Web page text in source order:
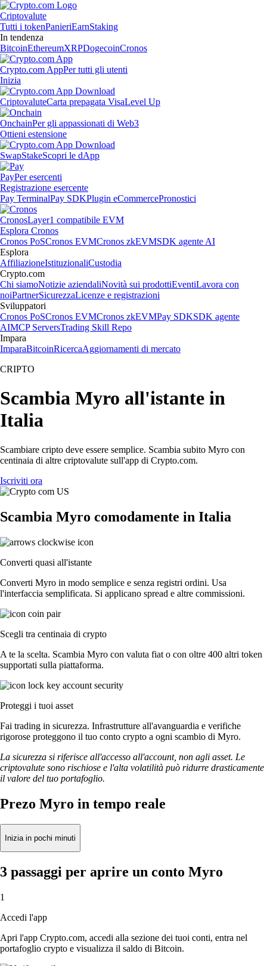
Criptovalute
Tutti i tokenPanieriEarnStaking
In tendenza
BitcoinEthereumXRPDogecoinCronos
Crypto.com AppPer tutti gli utenti
Inizia
CriptovaluteCarta prepagata VisaLevel Up
OnchainPer gli appassionati di Web3
Ottieni estensione
SwapStakeScopri le dApp
PayPer esercenti
Registrazione esercente
Pay TerminalPay SDKPlugin eCommercePronostici
CronosLayer1 compatibile EVM
Esplora Cronos
Cronos PoSCronos EVMCronos zkEVMSDK agente AI
Esplora
AffiliazioneIstituzionaliCustodia
Crypto.com
Chi siamoNotizie aziendaliNovità sui prodottiEventiLavora con
noiPartnerSicurezzaLicenze e registrazioni
Sviluppatori
Cronos PoSCronos EVMCronos zkEVMPay SDKSDK agente
AIMCP ServersTrading Skill Repo
Impara
ImparaBitcoinRicercaAggiornamenti di mercato
CRIPTO
Scambia Myro all'istante in
Italia
Scambiare cripto deve essere semplice. Scambia subito Myro con
centinaia di altre criptovalute sull'app di Crypto.com.
Iscriviti ora
Scambia Myro comodamente in Italia
Converti quasi all'istante
Converti Myro in modo semplice e senza registri ordini. Usa
l'interfaccia semplificata. Si applicano spread e altre commissioni.
Scegli tra centinaia di crypto
A te la scelta. Scambia Myro con valuta fiat o con oltre 400 altri token
supportati sulla piattaforma.
Proteggi i tuoi asset
Fai trading in sicurezza. Infrastrutture all'avanguardia e verifiche
rigorose proteggono il tuo conto crypto a ogni scambio di Myro.
La sicurezza si riferisce all'accesso all'account, non agli asset. Le
criptovalute sono rischiose e l'alta volatilità può ridurre drasticamente
il valore del tuo portafoglio.
Prezo Myro in tempo reale
Inizia in pochi minuti
3 passaggi per aprire un conto Myro
1
Accedi l'app
Apri l'app Crypto.com, accedi alla sezione dei tuoi conti, entra nel
portafoglio crypto e visualizza il saldo di Bitcoin.